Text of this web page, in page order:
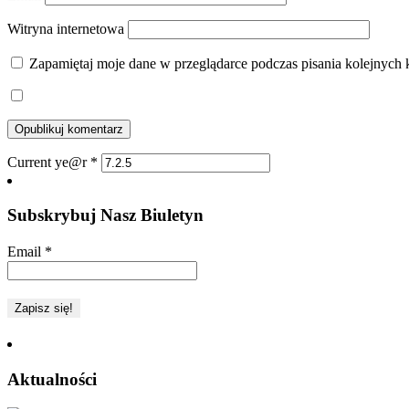
Witryna internetowa
Zapamiętaj moje dane w przeglądarce podczas pisania kolejnych
Current ye@r *
Subskrybuj Nasz Biuletyn
Email *
Aktualności